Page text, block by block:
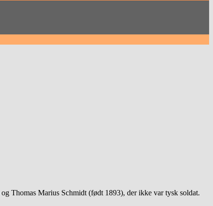
og Thomas Marius Schmidt (født 1893), der ikke var tysk soldat.